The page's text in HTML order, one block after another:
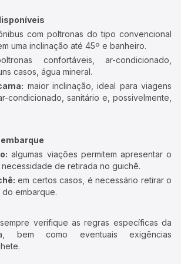
com poltronas do tipo convencional
uma inclinação até 45º e banheiro.
confortáveis, ar-condicionado,
casos, água mineral.
maior inclinação, ideal para viagens
condicionado, sanitário e, possivelmente,
algumas viações permitem apresentar o
de retirada no guichê.
em certos casos, é necessário retirar o
embarque.
sempre verifique as regras específicas da
bem como eventuais exigências